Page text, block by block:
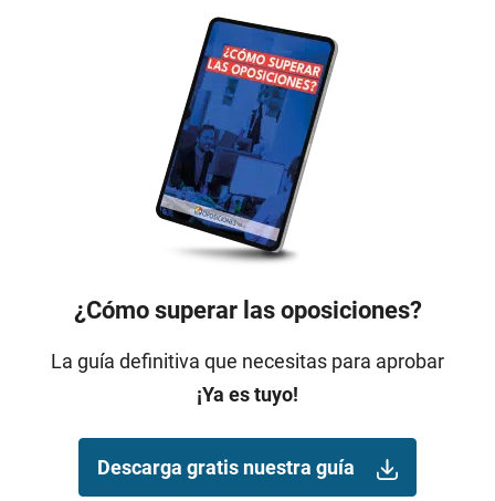
¿Cómo superar las oposiciones?
La guía definitiva que necesitas para aprobar
¡Ya es tuyo!
Descarga gratis nuestra guía